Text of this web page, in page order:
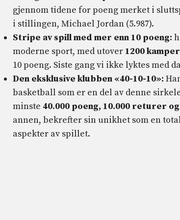
gjennom tidene for poeng merket i
i stillingen, Michael Jordan (5.987).
Stripe av spill med mer enn 10 poeng:
moderne sport, med utover 1200
10 poeng. Siste gang vi ikke lyktes med
Den eksklusive klubben «40-10-10»:
basketball som er en del av denne
minste 40.000 poeng, 10.000 returer
annen, bekrefter sin unikhet som en
aspekter av spillet.